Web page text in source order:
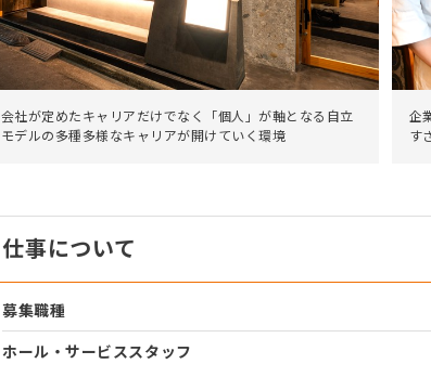
会社が定めたキャリアだけでなく「個人」が軸となる自立
モデルの多種多様なキャリアが開けていく環境
企
す
仕事について
募集職種
ホール・サービススタッフ